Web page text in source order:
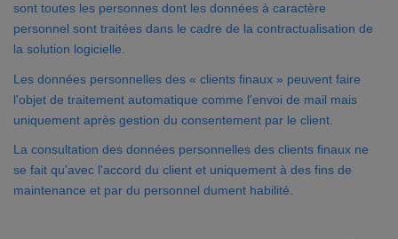
sont toutes les personnes dont les données à caractère
personnel sont traitées dans le cadre de la contractualisation de
la solution logicielle.
Les données personnelles des « clients finaux » peuvent faire
l'objet de traitement automatique comme l'envoi de mail mais
uniquement après gestion du consentement par le client.
La consultation des données personnelles des clients finaux ne
se fait qu'avec l'accord du client et uniquement à des fins de
maintenance et par du personnel dument habilité.